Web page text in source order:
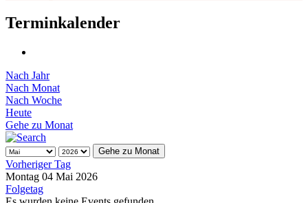
Terminkalender
Nach Jahr
Nach Monat
Nach Woche
Heute
Gehe zu Monat
Gehe zu Monat
Vorheriger Tag
Montag 04 Mai 2026
Folgetag